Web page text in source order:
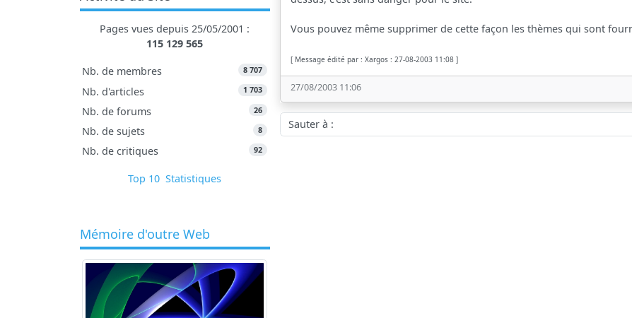
Pages vues depuis 25/05/2001 :
115 129 565
Nb. de membres 8 707
Nb. d'articles 1 703
Nb. de forums 26
Nb. de sujets 8
Nb. de critiques 92
Top 10 Statistiques
Mémoire d'outre Web
Vous pouvez même supprimer de cette façon les thèmes qui sont
[ Message édité par : Xargos : 27-08-2003 11:08 ]
27/08/2003 11:06
Sauter à :